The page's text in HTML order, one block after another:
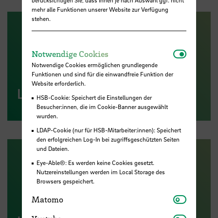
Ludwig Roselius Museum
mehr alle Funktionen unserer Website zur Verfügung
stehen.
Notwendige Cookies
Notwendige Cookies ermöglichen grundlegende
Funktionen und sind für die einwandfreie Funktion der
Website erforderlich.
HSB-Cookie: Speichert die Einstellungen der
Besucher:innen, die im Cookie-Banner ausgewählt
wurden.
LDAP-Cookie (nur für HSB-Mitarbeiter:innen): Speichert
den erfolgreichen Log-In bei zugriffsgeschützten Seiten
und Dateien.
Eye-Able®: Es werden keine Cookies gesetzt.
Nutzereinstellungen werden im Local Storage des
Browsers gespeichert.
Matomo Matomo